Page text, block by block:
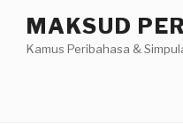
content
MAKSUD
Kamus Peribahasa &